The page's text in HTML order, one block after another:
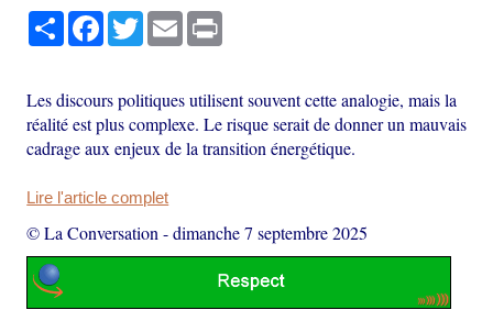
PartagerFacebook
TwitterEmail
Les discours politiques utilisent souvent cette analogie, mais la
réalité est plus complexe. Le risque serait de donner un mauvais
cadrage aux enjeux de la transition énergétique.
Lire l'article complet
© La Conversation -dimanche 7 septembre 2025